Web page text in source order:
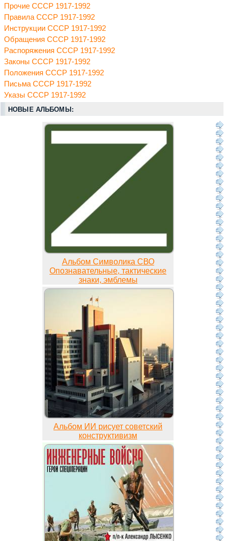
Прочие СССР 1917-1992
Правила СССР 1917-1992
Инструкции СССР 1917-1992
Обращения СССР 1917-1992
Распоряжения СССР 1917-1992
Законы СССР 1917-1992
Положения СССР 1917-1992
Письма СССР 1917-1992
Указы СССР 1917-1992
НОВЫЕ АЛЬБОМЫ:
Альбом Символика СВО
Опознавательные, тактические
знаки, эмблемы
Альбом ИИ рисует советский
конструктивизм